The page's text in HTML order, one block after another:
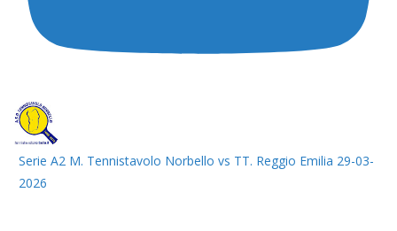
Serie A2 M. Tennistavolo Norbello vs TT. Reggio Emilia 29-03-
2026